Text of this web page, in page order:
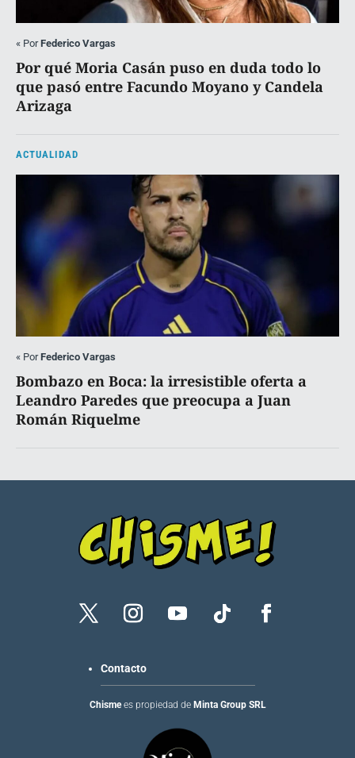
« PorFederico Vargas
Por qué Moria Casán puso en duda todo lo
que pasó entre Facundo Moyano y Candela
Arizaga
ACTUALIDAD
« PorFederico Vargas
Bombazo en Boca: la irresistible oferta a
Leandro Paredes que preocupa a Juan
Román Riquelme
Contacto
Chismees propiedad de Minta Group SRL